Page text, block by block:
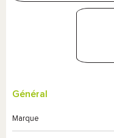
Général
Marque